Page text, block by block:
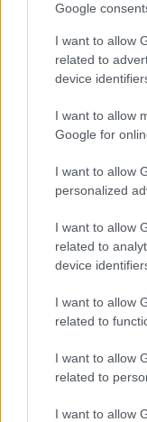
Google
I want to allow
related to
device
I want to allow
Google for
I want to allow
personalized
I want to allow
related to
device
I want to allow
related to
I want to allow
related to
I want to allow
Οι